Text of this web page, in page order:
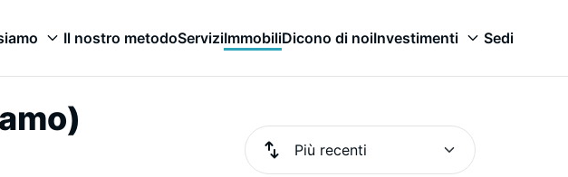
Il nostro metodoServiziImmobiliDicono di noiInvestimenti Sedi